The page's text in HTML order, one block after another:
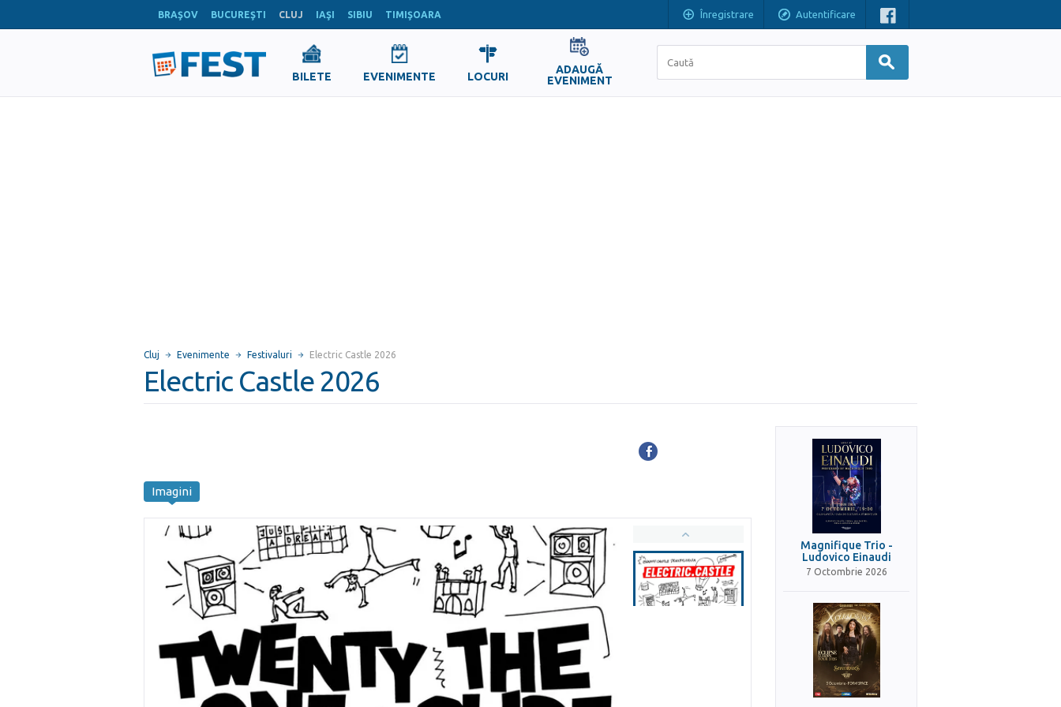
BRAŞOV BUCUREŞTI CLUJ IAŞI SIBIU TIMIŞOARA Înregistrare Autentificare
BILETE EVENIMENTE LOCURI
ADAUGĂ
EVENIMENT
Cluj Evenimente Festivaluri Electric Castle 2026
Electric Castle 2026
Imagini
Magnifique Trio -
Ludovico Einaudi
7 Octombrie 2026